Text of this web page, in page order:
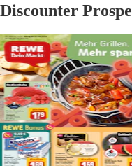
Discounter